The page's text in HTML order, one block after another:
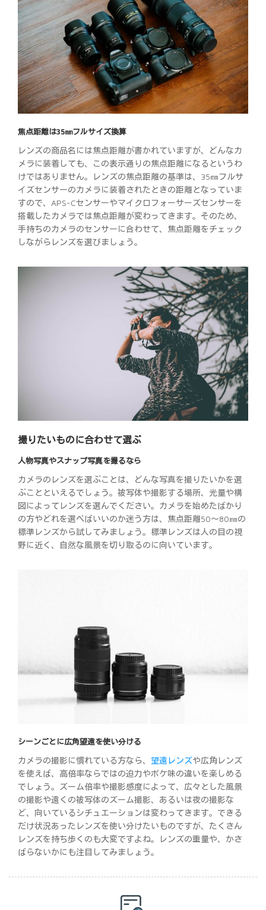
焦点距離は35㎜フルサイズ換算
レンズの商品名には焦点距離が書かれていますが、どんなカ
メラに装着しても、この表示通りの焦点距離になるというわ
けではありません。レンズの焦点距離の基準は、35㎜フルサ
イズセンサーのカメラに装着されたときの距離となっていま
すので、APS-Cセンサーやマイクロフォーサーズセンサーを
搭載したカメラでは焦点距離が変わってきます。そのため、
手持ちのカメラのセンサーに合わせて、焦点距離をチェック
しながらレンズを選びましょう。
撮りたいものに合わせて選ぶ
人物写真やスナップ写真を撮るなら
カメラのレンズを選ぶことは、どんな写真を撮りたいかを選
ぶことといえるでしょう。被写体や撮影する場所、光量や構
図によってレンズを選んでください。カメラを始めたばかり
の方やどれを選べばいいのか迷う方は、焦点距離50～80㎜の
標準レンズから試してみましょう。標準レンズは人の目の視
野に近く、自然な風景を切り取るのに向いています。
シーンごとに広角望遠を使い分ける
カメラの撮影に慣れている方なら、 望遠レンズや広角レンズ
を使えば、高倍率ならではの迫力やボケ味の違いを楽しめる
でしょう。ズーム倍率や撮影感度によって、広々とした風景
の撮影や遠くの被写体のズーム撮影、あるいは夜の撮影な
ど、向いているシチュエーションは変わってきます。できる
だけ状況あったレンズを使い分けたいものですが、たくさん
レンズを持ち歩くのも大変ですよね。レンズの重量や、かさ
ばらないかにも注目してみましょう。